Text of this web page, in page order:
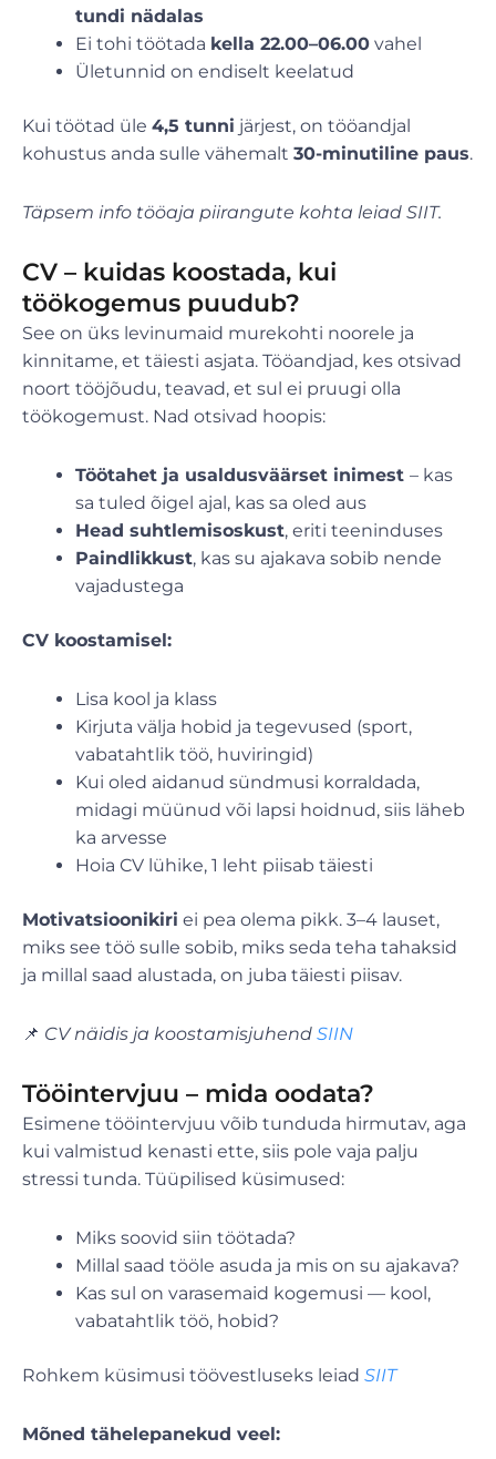
tundi nädalas
Ei tohi töötada kella 22.00–06.00 vahel
Ületunnid on endiselt keelatud
Kui töötad üle 4,5 tunni järjest, on tööandjal
kohustus anda sulle vähemalt 30-minutiline paus.
Täpsem info tööaja piirangute kohta leiad SIIT.
CV – kuidas koostada, kui
töökogemus puudub?
See on üks levinumaid murekohti noorele ja
kinnitame, et täiesti asjata. Tööandjad, kes otsivad
noort tööjõudu, teavad, et sul ei pruugi olla
töökogemust. Nad otsivad hoopis:
Töötahet ja usaldusväärset inimest – kas
sa tuled õigel ajal, kas sa oled aus
Head suhtlemisoskust, eriti teeninduses
Paindlikkust, kas su ajakava sobib nende
vajadustega
CV koostamisel:
Lisa kool ja klass
Kirjuta välja hobid ja tegevused (sport,
vabatahtlik töö, huviringid)
Kui oled aidanud sündmusi korraldada,
midagi müünud või lapsi hoidnud, siis läheb
ka arvesse
Hoia CV lühike, 1 leht piisab täiesti
Motivatsioonikiri ei pea olema pikk. 3–4 lauset,
miks see töö sulle sobib, miks seda teha tahaksid
ja millal saad alustada, on juba täiesti piisav.
📌 CV näidis ja koostamisjuhend SIIN
Tööintervjuu – mida oodata?
Esimene tööintervjuu võib tunduda hirmutav, aga
kui valmistud kenasti ette, siis pole vaja palju
stressi tunda. Tüüpilised küsimused:
Miks soovid siin töötada?
Millal saad tööle asuda ja mis on su ajakava?
Kas sul on varasemaid kogemusi — kool,
vabatahtlik töö, hobid?
Rohkem küsimusi töövestluseks leiad SIIT
Mõned tähelepanekud veel: